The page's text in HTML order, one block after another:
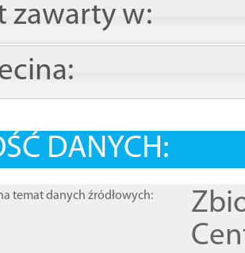
zawarty w:
DANYCH:
temat danych źródłowych: